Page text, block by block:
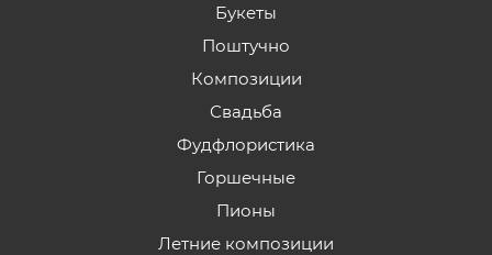
Букеты
Поштучно
Композиции
Свадьба
Фудфлористика
Горшечные
Пионы
Летние композиции